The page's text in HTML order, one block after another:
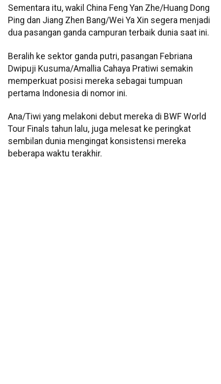
Sementara itu, wakil China Feng Yan Zhe/Huang Dong
Ping dan Jiang Zhen Bang/Wei Ya Xin segera menjadi
dua pasangan ganda campuran terbaik dunia saat ini.
Beralih ke sektor ganda putri, pasangan Febriana
Dwipuji Kusuma/Amallia Cahaya Pratiwi semakin
memperkuat posisi mereka sebagai tumpuan
pertama Indonesia di nomor ini.
Ana/Tiwi yang melakoni debut mereka di BWF World
Tour Finals tahun lalu, juga melesat ke peringkat
sembilan dunia mengingat konsistensi mereka
beberapa waktu terakhir.